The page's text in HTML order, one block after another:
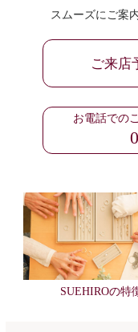
スムーズにご案
ご来店
お電話での
SUEHIROの特